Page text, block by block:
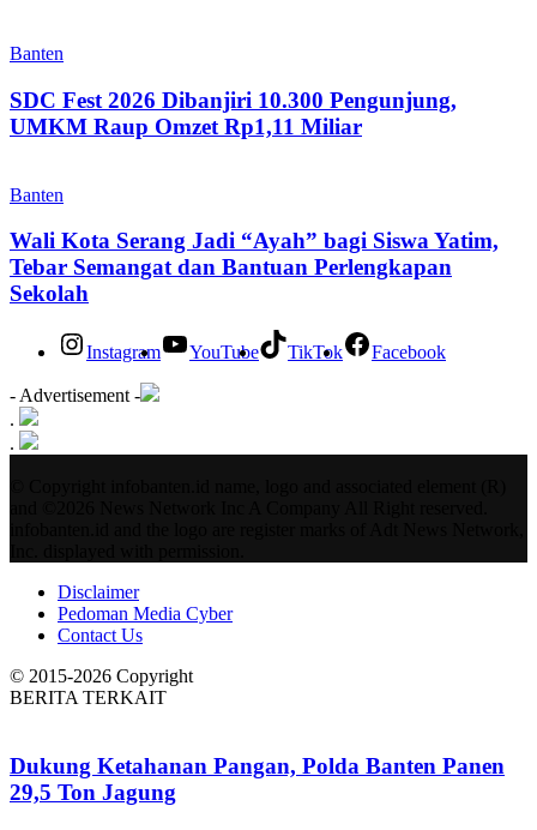
Banten
SDC Fest 2026 Dibanjiri 10.300 Pengunjung,
UMKM Raup Omzet Rp1,11 Miliar
Banten
Wali Kota Serang Jadi “Ayah” bagi Siswa Yatim,
Tebar Semangat dan Bantuan Perlengkapan
Sekolah
Instagram YouTube TikTok Facebook
- Advertisement -
.
.
Disclaimer
Pedoman Media Cyber
Contact Us
© 2015-2026 Copyright
BERITA TERKAIT
Dukung Ketahanan Pangan, Polda Banten Panen
29,5 Ton Jagung